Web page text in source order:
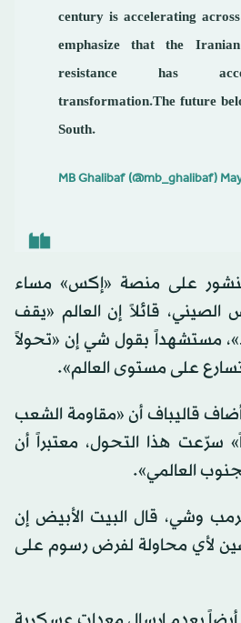
century is accelerating
emphasize that the
resistance has
transformation.The future
South.
على منصة «إكس» مساء
الصيني، قائلاً إن العالم «يقف
مستشهداً بقول شي إن «تحولاً
على مستوى العالم».
قاليباف أن «مقاومة الشعب
طوال 70 يوماً» سرّعت هذا التحول، معتبراً أن
العالمي».
وشي، قال البيت الأبيض إن
لأي محاولة لفرض رسوم على